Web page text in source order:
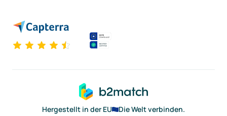
Hergestellt in der EU
Die Welt verbinden.